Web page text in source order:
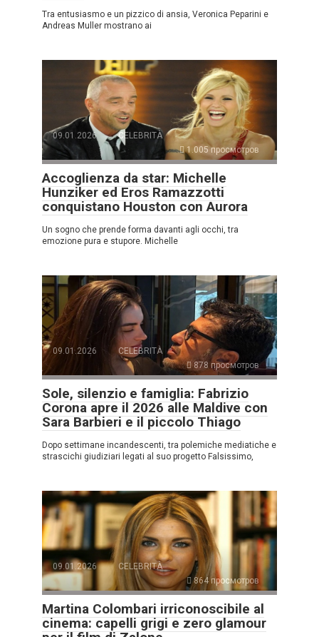
Tra entusiasmo e un pizzico di ansia, Veronica Peparini e
Andreas Muller mostrano ai
09.01.2026
CELEBRITÀ
1.005 просмотров
Accoglienza da star: Michelle
Hunziker ed Eros Ramazzotti
conquistano Houston con Aurora
Un sogno che prende forma davanti agli occhi, tra
emozione pura e stupore. Michelle
09.01.2026
CELEBRITÀ
878 просмотров
Sole, silenzio e famiglia: Fabrizio
Corona apre il 2026 alle Maldive con
Sara Barbieri e il piccolo Thiago
Dopo settimane incandescenti, tra polemiche mediatiche e
strascichi giudiziari legati al suo progetto Falsissimo,
09.01.2026
CELEBRITÀ
864 просмотров
Martina Colombari irriconoscibile al
cinema: capelli grigi e zero glamour